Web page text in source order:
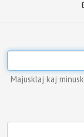
Majusklaj kaj